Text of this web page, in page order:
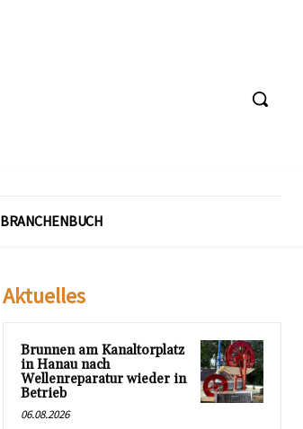
BRANCHENBUCH
Aktuelles
Brunnen am Kanaltorplatz
in Hanau nach
Wellenreparatur wieder in
Betrieb
06.08.2026